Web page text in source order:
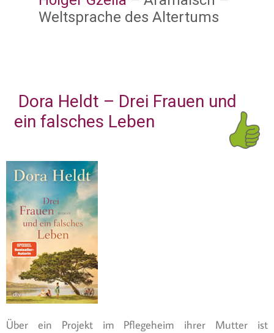
Weltsprache des Altertums
Dora Heldt – Drei Frauen und
ein falsches Leben
Über ein Projekt im Pflegeheim ihrer Mutter ist